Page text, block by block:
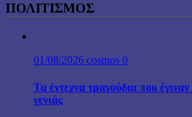
ΠΟΛΙΤΙΣΜΟΣ
01/08/2026 cosmos 0
Τα έντεχνα τραγούδια που
γενιάς